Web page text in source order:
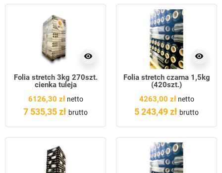
visibility
Folia stretch 3kg 270szt.
cienka tuleja
6126,30 złnetto
7 535,35 zł brutto
visibility
Folia stretch czarna 1,5kg
(420szt.)
4263,00 złnetto
5 243,49 zł brutto